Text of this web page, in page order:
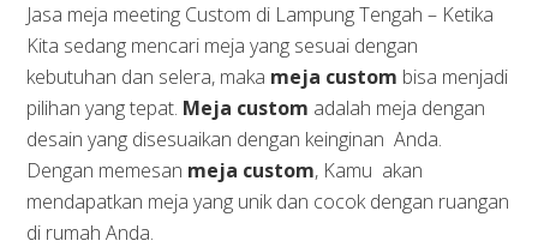
Jasa meja meeting Custom di Lampung Tengah – Ketika
Kita sedang mencari meja yang sesuai dengan
kebutuhan dan selera, maka meja custom bisa menjadi
pilihan yang tepat. Meja custom adalah meja dengan
desain yang disesuaikan dengan keinginan Anda.
Dengan memesan meja custom, Kamu akan
mendapatkan meja yang unik dan cocok dengan ruangan
di rumah Anda.